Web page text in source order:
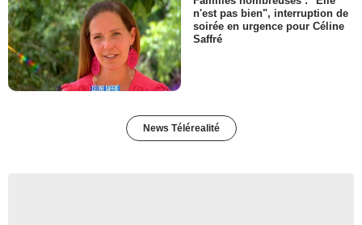
n'est pas bien", interruption de
soirée en urgence pour Céline
Saffré
News Télérealité